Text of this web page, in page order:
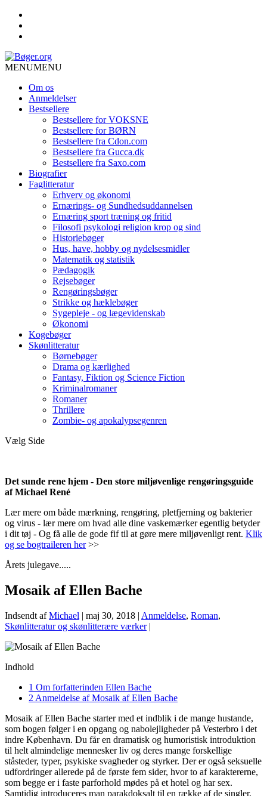
MENUMENU
Om os
Anmeldelser
Bestsellere
Bestsellere for VOKSNE
Bestsellere for BØRN
Bestsellere fra Cdon.com
Bestsellere fra Gucca.dk
Bestsellere fra Saxo.com
Biografier
Faglitteratur
Erhverv og økonomi
Ernærings- og Sundhedsuddannelsen
Ernæring sport træning og fritid
Filosofi psykologi religion krop og sind
Historiebøger
Hus, have, hobby og nydelsesmidler
Matematik og statistik
Pædagogik
Rejsebøger
Rengøringsbøger
Strikke og hæklebøger
Sygepleje - og lægevidenskab
Økonomi
Kogebøger
Skønlitteratur
Børnebøger
Drama og kærlighed
Fantasy, Fiktion og Science Fiction
Kriminalromaner
Romaner
Thrillere
Zombie- og apokalypsegenren
Vælg Side
Det sunde rene hjem - Den store miljøvenlige rengøringsguide
af Michael René
Lær mere om både mærkning, rengøring, pletfjerning og bakterier
og virus - lær mere om hvad alle dine vaskemærker egentlig betyder
i dit tøj - Og få alle de gode fif til at gøre mere miljøvenligt rent. Klik
og se bogtraileren her>>
Årets julegave.....
Mosaik af Ellen Bache
Indsendt afMichael | maj 30, 2018 | Anmeldelse, Roman,
Skønlitteratur og skønlitterære værker|
Indhold
1 Om forfatterinden Ellen Bache
2 Anmeldelse af Mosaik af Ellen Bache
Mosaik af Ellen Bache starter med et indblik i de mange hustande,
som bogen følger i en opgang og nabolejligheder på Vesterbro i det
indre København. Du får en dramatisk og humoristisk introduktion
til helt almindelige mennesker liv og deres mange forskellige
ståsteder, typer, psykiske svagheder og styrker. Der er også seksuelle
udfordringer allerede på de første fem sider, hvor to af karaktererne,
som begge er i faste parforhold mødes på et hotel og har sex.
Samtidig introduceres man parakdoksalt til en række af de singler,